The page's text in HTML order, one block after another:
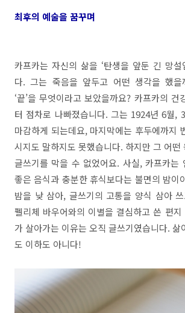
최후의 예술을 꿈꾸며
카프카는 자신의 삶을 ‘탄생을 앞둔 긴 망설
다. 그는 죽음을 앞두고 어떤 생각을 했을
‘끝’을 무엇이라고 보았을까요? 카프카의 건
터 점차로 나빠졌습니다. 그는 1924년 6월,
마감하게 되는데요, 마지막에는 후두에까지
시지도 말하지도 못했습니다. 하지만 그 어떤
글쓰기를 막을 수 없었어요. 사실, 카프카는
좋은 음식과 충분한 휴식보다는 불면의 밤이
밤을 낮 삼아, 글쓰기의 고통을 양식 삼아
펠리체 바우어와의 이별을 결심하고 쓴 편
가 살아가는 이유는 오직 글쓰기였습니다. 삶
도 이하도 아니다!